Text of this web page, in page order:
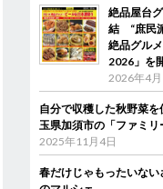
絶品屋台
結 “庶民
絶品グル
2026」を
2026年4
自分で収穫した秋野菜
玉県加須市の「ファミリ
2025年11月4日
春だけじゃもったいな